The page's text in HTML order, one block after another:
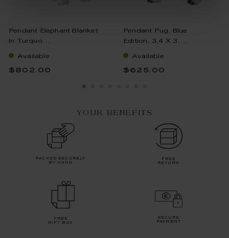
Pendant Elephant Blanket
In Turquo...
Available
$802.00
Pendant Pug, Blue
Edition, 3,4 X 3...
Available
$625.00
YOUR BENEFITS
packed securely
by hand
free
return
free
gift box
secure
payment